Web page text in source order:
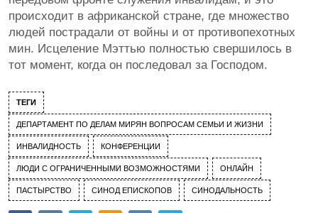
происходит в африканской стране, где множество
людей пострадали от войны и от противопехотных
мин. Исцеление Мэттью полностью свершилось в
тот момент, когда он последовал за Господом.
ТЕГИ
ДЕПАРТАМЕНТ ПО ДЕЛАМ МИРЯН ВОПРОСАМ СЕМЬИ И ЖИЗНИ
ИНВАЛИДНОСТЬ КОНФЕРЕНЦИИ
ЛЮДИ С ОГРАНИЧЕННЫМИ ВОЗМОЖНОСТЯМИ ОНЛАЙН
ПАСТЫРСТВО СИНОД ЕПИСКОПОВ СИНОДАЛЬНОСТЬ